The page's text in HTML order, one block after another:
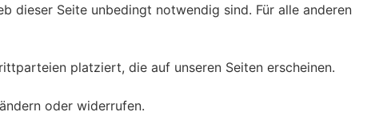
dieser Seite unbedingt notwendig sind. Für alle anderen
platziert, die auf unseren Seiten erscheinen.
oder widerrufen.